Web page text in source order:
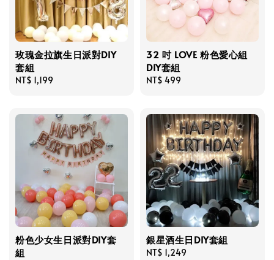
玫瑰金拉旗生日派對DIY
套組
Regular
NT$ 1,199
32 吋 LOVE 粉色愛心組
DIY套組
Regular
NT$ 499
粉色少女生日派對DIY套
組
銀星酒生日DIY套組
Regular
NT$ 1,249